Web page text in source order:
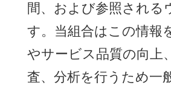
間、および参照される
す。当組合はこの情報
やサービス品質の向上
査、分析を行うため一